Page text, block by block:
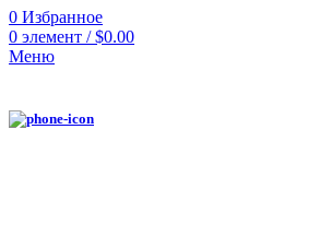
0 Избранное
0 элемент / $0.00
Меню